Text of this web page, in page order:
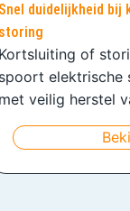
Snel duidelijkheid
storing
Kortsluiting of
spoort elektrische
met veilig herstel